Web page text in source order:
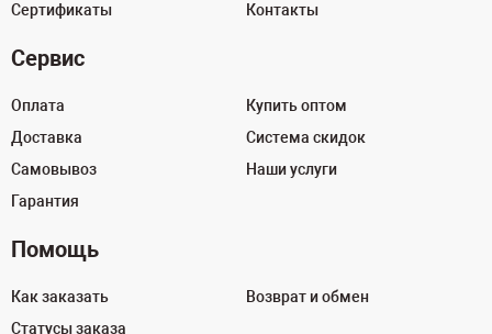
Сертификаты
Контакты
Сервис
Оплата
Доставка
Самовывоз
Гарантия
Купить оптом
Система скидок
Наши услуги
Помощь
Как заказать
Статусы заказа
Возврат и обмен